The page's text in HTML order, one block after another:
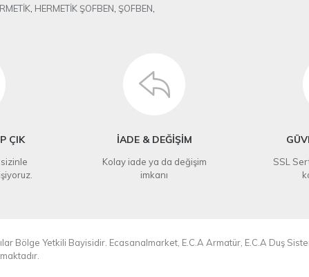
HERMETİK ŞOFBEN ŞOFBEN
ÇIK İADE & DEĞİŞİM
Kolay iade ya da değişim
imkanı
SSL
Bölge Yetkili Bayisidir. Ecasanalmarket, E.C.A Armatür, E.C.A Duş